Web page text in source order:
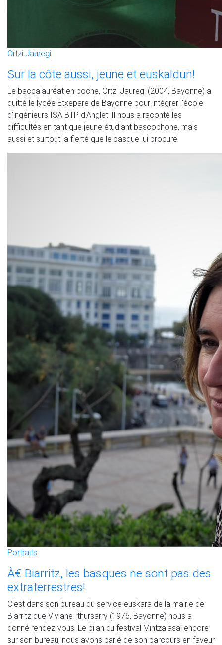
Ortzi Jauregi
Sur la côte aussi, jeune et euskaldun!
Le baccalauréat en poche, Ortzi Jauregi (2004, Bayonne) a
quitté le lycée Etxepare de Bayonne pour intégrer l'école
d'ingénieurs ISA BTP d'Anglet. Il nous a raconté les
difficultés en tant que jeune étudiant bascophone, mais
aussi et surtout la fierté que le basque lui procure!
Portraits
À€ Biarritz, les basques ne sont pas des
extraterrestres!
C'est dans son bureau du service euskara de la mairie de
Biarritz que Viviane Ithursarry (1976, Bayonne) nous a
donné rendez-vous. Le bilan du festival Mintzalasai encore
sur son bureau, nous avons parlé de son parcours en faveur